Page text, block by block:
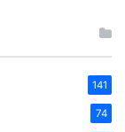
141
74